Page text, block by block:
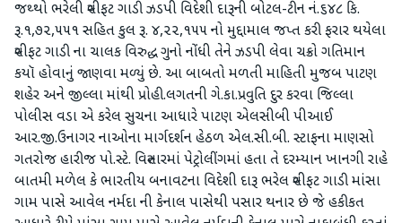
જથ્થો ભરેલી સ્વીફટ ગાડી ઝડપી વિદેશી દારૂની બોટલ-ટીન નં.૬૪૮ કિ.
રૂ.૧,૭૨,૫૫૧ સહિત કુલ રૂ. ૪,૨૨,૧૫૫ નો મુદ્દામાલ જપ્ત કરી ફરાર થયેલા
સ્વીફટ ગાડી ના ચાલક વિરુદ્ધ ગુનો નોંધી તેને ઝડપી લેવા ચક્રો ગતિમાન
કયૉ હોવાનું જાણવા મળ્યું છે. આ બાબતો મળતી માહિતી મુજબ પાટણ
શહેર અને જીલ્લા માંથી પ્રોહી.લગતની ગે.કા.પ્રવુતિ દુર કરવા જિલ્લા
પોલીસ વડા એ કરેલ સુચના આધારે પાટણ એલસીબી પીઆઈ
આર.જી.ઉનાગર નાઓના માર્ગદર્શન હેઠળ એલ.સી.બી. સ્ટાફના માણસો
ગતરોજ હારીજ પો.સ્ટે. વિસ્તારમાં પેટ્રોલીંગમાં હતા તે દરમ્યાન ખાનગી રાહે
બાતમી મળેલ કે ભારતીય બનાવટના વિદેશી દારૂ ભરેલ સ્વીફટ ગાડી માંસા
ગામ પાસે આવેલ નર્મદા ની કેનાલ પાસેથી પસાર થનાર છે જે હકીકત